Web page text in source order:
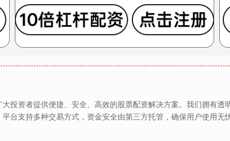
投资者提供便捷、安全、高效的股票配资解决方案。我们拥有
台支持多种交易方式，资金安全由第三方托管，确保用户使用